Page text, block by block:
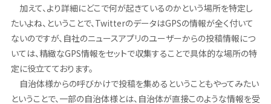
加えて、より詳細にどこで何が起きているのかという場所を特定し
たいよね、ということで、TwitterのデータはGPSの情報が全く付いて
ないのですが、自社のニュースアプリのユーザーからの投稿情報につ
いては、精緻なGPS情報をセットで収集することで具体的な場所の特
定に役立てております。
自治体様からの呼びかけで投稿を集めるということもやってみたい
ということで、一部の自治体様とは、自治体が直接このような情報を受